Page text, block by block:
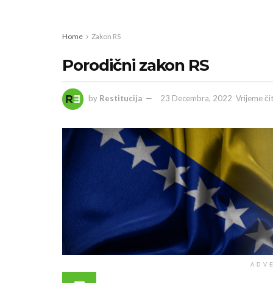
Home Zakon RS
Porodični zakon RS
by Restitucija 23 Decembra, 2022 Vrijeme